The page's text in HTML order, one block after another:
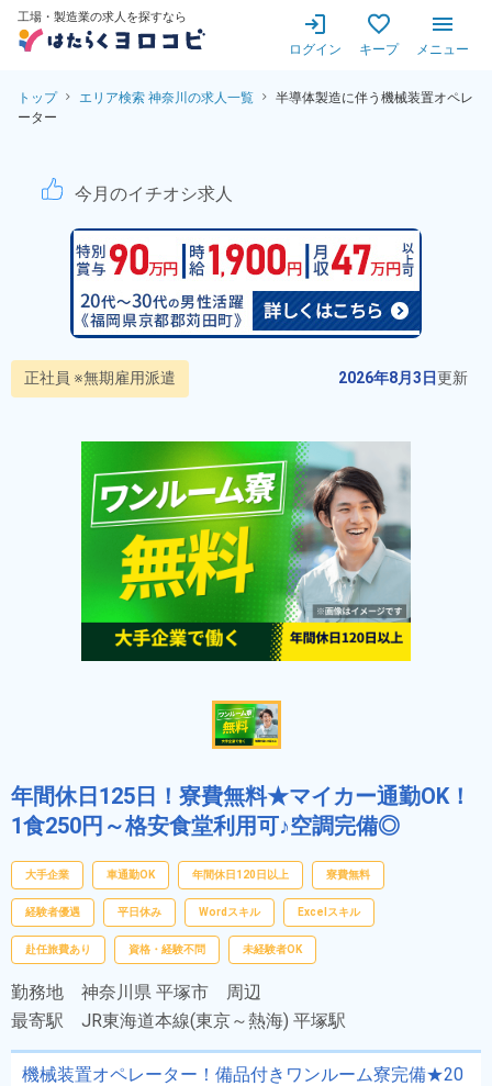
工場・製造業の求人を探すなら
ログイン キープ メニュー
トップ エリア検索 神奈川の求人一覧
半導体製造に伴う機械装置オペレ
ーター
機械装置オペレーター！備
今月のイチオシ求人
正社員 ※無期雇用派遣 2026年8月3日更新
年間休日125日！寮費無料★マイカー通勤OK！
1食250円～格安食堂利用可♪空調完備◎
大手企業 車通勤OK 年間休日120日以上 寮費無料
経験者優遇 平日休み Wordスキル Excelスキル
赴任旅費あり 資格・経験不問 未経験者OK
勤務地 神奈川県 平塚市 周辺
最寄駅 JR東海道本線(東京～熱海) 平塚駅
機械装置オペレーター！備品付きワンルーム寮完備★20